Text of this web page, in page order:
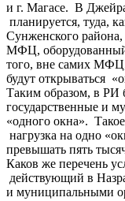
и г. Магасе. В
планируется, туда,
Сунженского
МФЦ,
того, вне самих
будут открываться
Таким образом, в РИ
государственные и
«одного окна».
нагрузка на одно
превышать пять
Каков же перечень
действующий в
и муниципальными